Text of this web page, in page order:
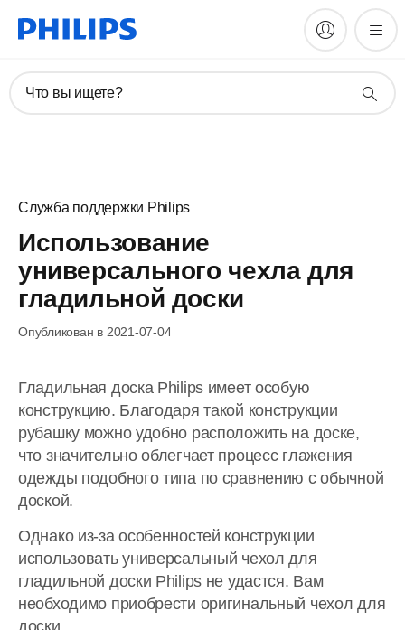
Что вы ищете?
Служба поддержки Philips
Использование
универсального чехла для
гладильной доски
Опубликован в 2021-07-04
Гладильная доска Philips имеет особую
конструкцию. Благодаря такой конструкции
рубашку можно удобно расположить на доске,
что значительно облегчает процесс глажения
одежды подобного типа по сравнению с обычной
доской.
Однако из-за особенностей конструкции
использовать универсальный чехол для
гладильной доски Philips не удастся. Вам
необходимо приобрести оригинальный чехол для
доски.